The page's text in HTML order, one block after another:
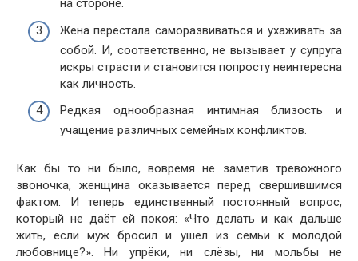
на стороне.
Жена перестала саморазвиваться и ухаживать за
собой. И, соответственно, не вызывает у супруга
искры страсти и становится попросту неинтересна
как личность.
Редкая однообразная интимная близость и
учащение различных семейных конфликтов.
Как бы то ни было, вовремя не заметив тревожного
звоночка, женщина оказывается перед свершившимся
фактом. И теперь единственный постоянный вопрос,
который не даёт ей покоя: «Что делать и как дальше
жить, если муж бросил и ушёл из семьи к молодой
любовнице?». Ни упрёки, ни слёзы, ни мольбы не